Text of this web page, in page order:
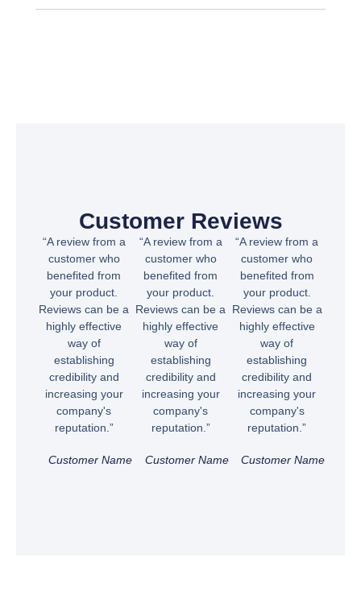
Customer Reviews
“A review from a
customer who
benefited from
your product.
Reviews can be a
highly effective
way of
establishing
credibility and
increasing your
company's
reputation.”
Customer Name
“A review from a
customer who
benefited from
your product.
Reviews can be a
highly effective
way of
establishing
credibility and
increasing your
company's
reputation.”
Customer Name
“A review from a
customer who
benefited from
your product.
Reviews can be a
highly effective
way of
establishing
credibility and
increasing your
company's
reputation.”
Customer Name